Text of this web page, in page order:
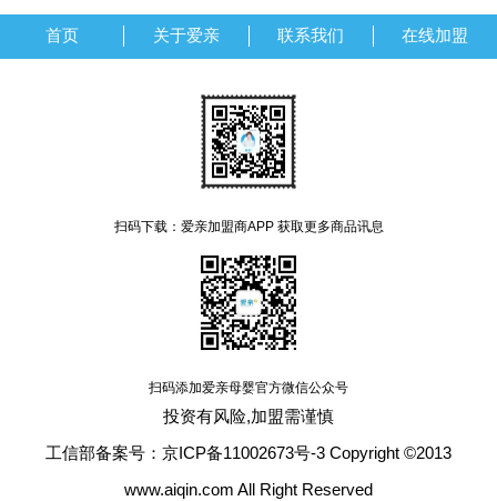
首页 关于爱亲 联系我们 在线加盟
扫码下载：爱亲加盟商APP 获取更多商品讯息
扫码添加爱亲母婴官方微信公众号
投资有风险,加盟需谨慎
工信部备案号：京ICP备11002673号-3 Copyright ©2013
www.aiqin.com All Right Reserved